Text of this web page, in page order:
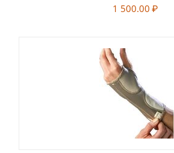
1 500.00 ₽